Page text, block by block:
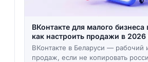
ВКонтакте для малого бизнеса
как настроить продажи в 2026
ВКонтакте в Беларуси — рабочий
продаж, если не копировать